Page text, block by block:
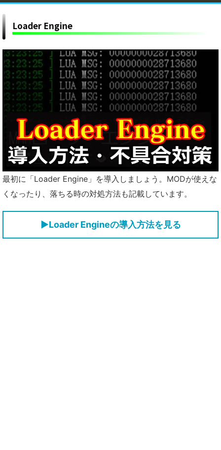
Loader Engine
最初に「Loader Engine」を導入しましょう。MODが使えな
くなったり、落ちる時の対処方法も記載しています。
▶Loader Engineの導入方法を見る